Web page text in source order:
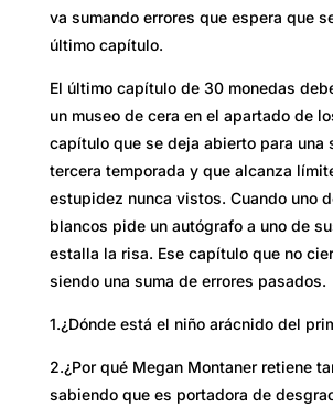
va sumando errores que espera que
último capítulo.
El último capítulo de 30 monedas
un museo de cera en el apartado de
capítulo que se deja abierto para una
tercera temporada y que alcanza
estupidez nunca vistos. Cuando uno
blancos pide un autógrafo a uno de
estalla la risa. Ese capítulo que no
siendo una suma de errores pasados.
1.¿Dónde está el niño arácnido del
2.¿Por qué Megan Montaner retiene
sabiendo que es portadora de